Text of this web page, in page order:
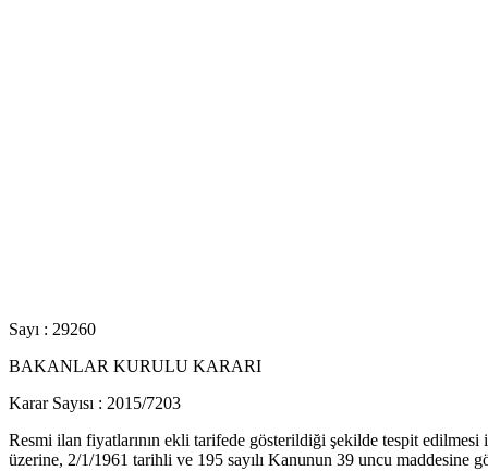
Sayı : 29260
BAKANLAR KURULU KARARI
Karar Sayısı : 2015/7203
Resmi ilan fiyatlarının ekli tarifede gösterildiği şekilde tespit
üzerine, 2/1/1961 tarihli ve 195 sayılı Kanunun 39 uncu maddesine